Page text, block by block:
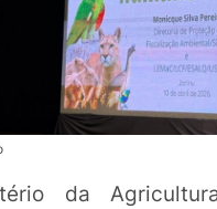
da